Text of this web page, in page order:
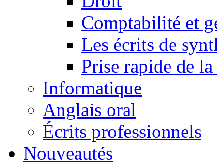
Comptabilité et
Les écrits de
Prise rapide de
Informatique
Anglais oral
Écrits professionnels
Nouveautés